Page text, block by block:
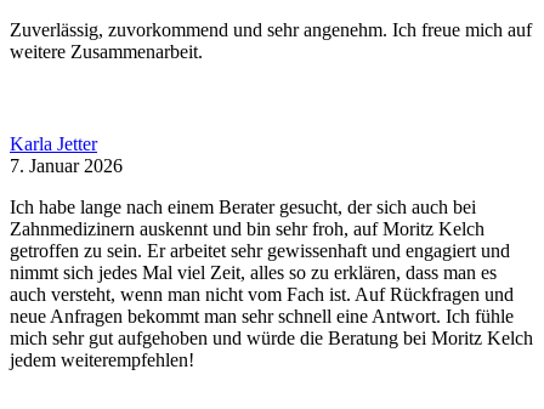
Zuverlässig, zuvorkommend und sehr angenehm. Ich freue mich auf
weitere Zusammenarbeit.
Karla Jetter
7. Januar 2026
Ich habe lange nach einem Berater gesucht, der sich auch bei
Zahnmedizinern auskennt und bin sehr froh, auf Moritz Kelch
getroffen zu sein. Er arbeitet sehr gewissenhaft und engagiert und
nimmt sich jedes Mal viel Zeit, alles so zu erklären, dass man es
auch versteht, wenn man nicht vom Fach ist. Auf Rückfragen und
neue Anfragen bekommt man sehr schnell eine Antwort. Ich fühle
mich sehr gut aufgehoben und würde die Beratung bei Moritz Kelch
jedem weiterempfehlen!